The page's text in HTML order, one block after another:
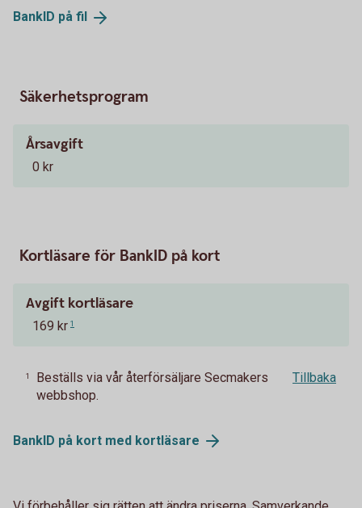
BankID på fil
Säkerhetsprogram
Årsavgift
0 kr
Kortläsare för BankID på kort
Avgift kortläsare
169 kr 1
1
Beställs via vår återförsäljare Secmakers
webbshop.
Tillbaka
BankID på kort med kortläsare